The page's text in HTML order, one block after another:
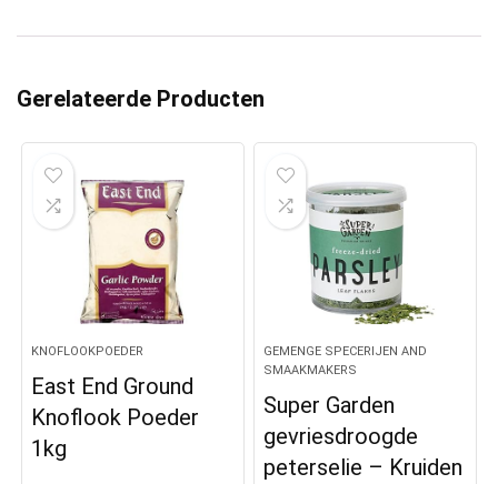
Gerelateerde Producten
KNOFLOOKPOEDER
East End Ground
Knoflook Poeder
1kg
GEMENGE SPECERIJEN AND
SMAAKMAKERS
Super Garden
gevriesdroogde
peterselie – Kruiden